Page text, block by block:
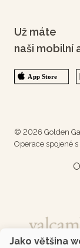
Už máte
naši mobilní
© 2026 Golden
Operace spojené
Jako většina